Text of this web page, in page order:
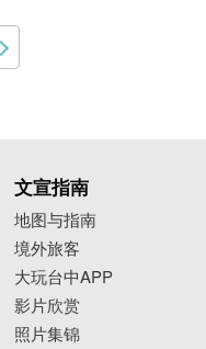
文宣指南
地图与指南
境外旅客
大玩台中APP
影片欣赏
照片集锦